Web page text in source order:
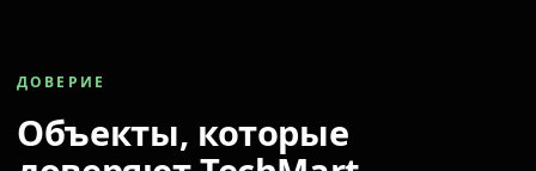
ДОВЕРИЕ
Объекты, которые